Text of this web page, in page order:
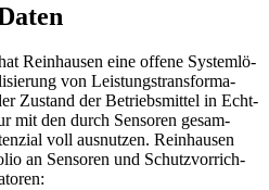
Rein­hausen eine offene System­lö­
von Leis­tungs­trans­for­ma­
Zustand der Betriebs­mittel in Echt­
mit den durch Sensoren gesam­
voll ausnutzen. Rein­hausen
an Sensoren und Schutz­vor­rich­